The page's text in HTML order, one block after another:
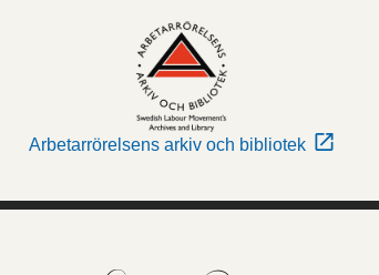
Arbetarrörelsens arkiv och bibliotek